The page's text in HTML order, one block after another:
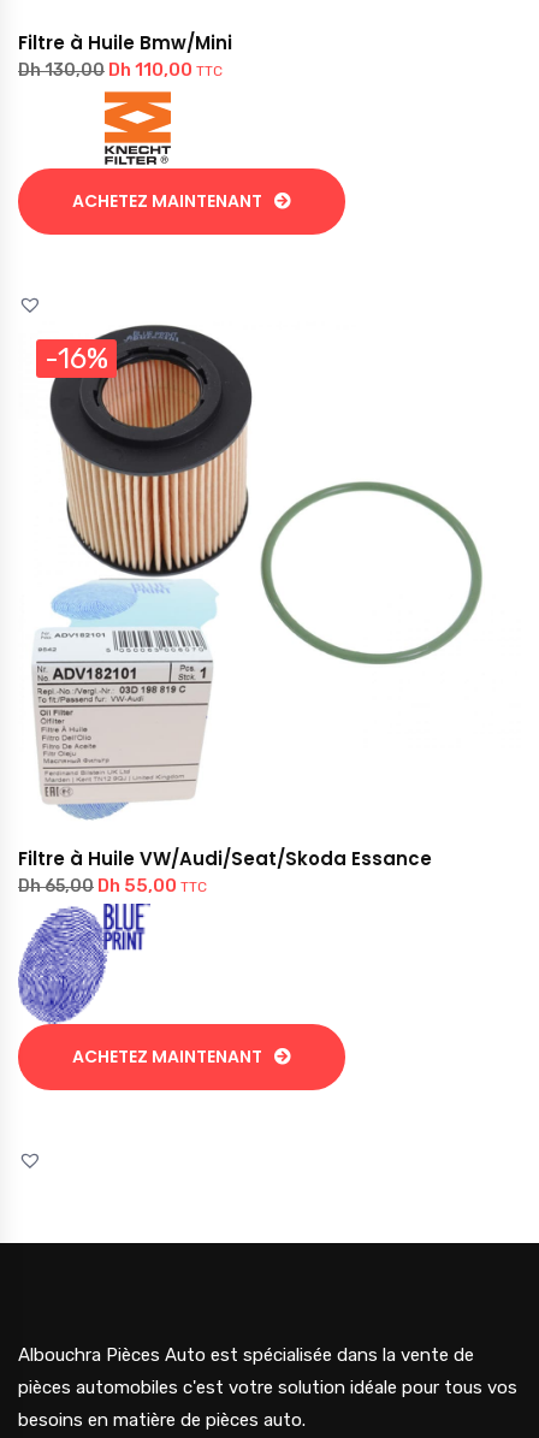
Filtre à Huile Bmw/Mini
Dh130,00 Dh 110,00 TTC
ACHETEZ MAINTENANT
-16%
Filtre à Huile VW/Audi/Seat/Skoda Essance
Dh65,00 Dh 55,00 TTC
ACHETEZ MAINTENANT
Albouchra Pièces Auto est spécialisée dans la vente de
pièces automobiles c'est votre solution idéale pour tous vos
besoins en matière de pièces auto.